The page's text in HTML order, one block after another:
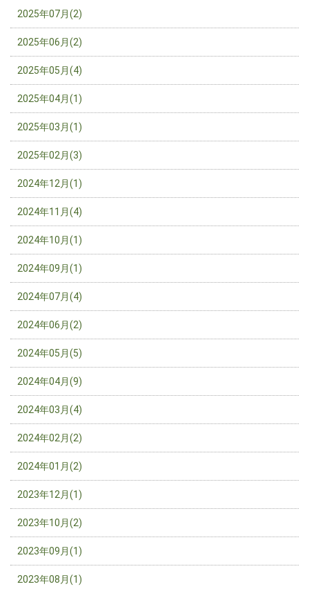
2025年07月(2)
2025年06月(2)
2025年05月(4)
2025年04月(1)
2025年03月(1)
2025年02月(3)
2024年12月(1)
2024年11月(4)
2024年10月(1)
2024年09月(1)
2024年07月(4)
2024年06月(2)
2024年05月(5)
2024年04月(9)
2024年03月(4)
2024年02月(2)
2024年01月(2)
2023年12月(1)
2023年10月(2)
2023年09月(1)
2023年08月(1)